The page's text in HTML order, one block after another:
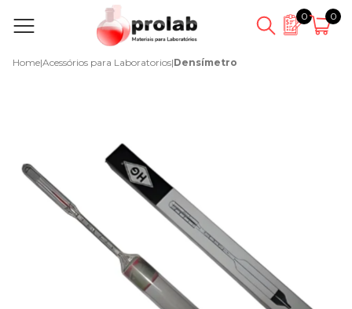
0 0
Home|Acessórios para Laboratorios|Densímetro